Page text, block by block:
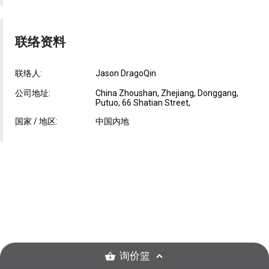
联络资料
联络人: Jason DragoQin
公司地址:
China Zhoushan, Zhejiang, Donggang,
Putuo, 66 Shatian Street,
国家 / 地区:
中国内地
询价篮